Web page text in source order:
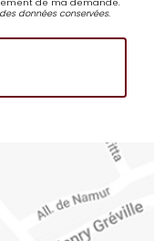
transmises dans
de ma demande.
données conservées.